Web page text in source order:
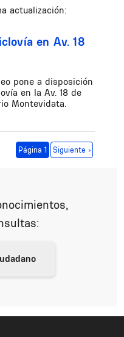
actualización:
en Av. 18
pone a disposición
en la Av. 18 de
Montevidata.
Página 1 Siguiente página
Siguiente ›